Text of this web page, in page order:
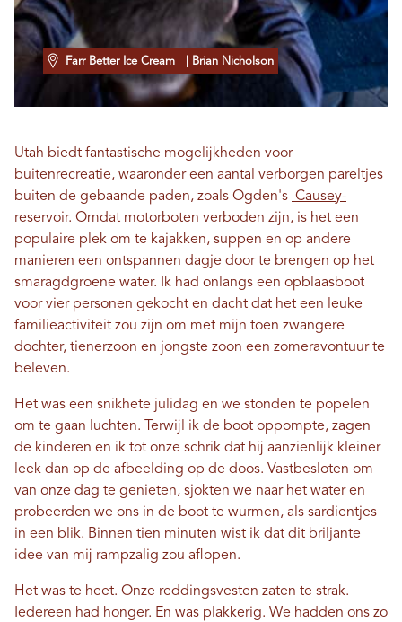
Farr Better Ice Cream | Brian Nicholson
Utah biedt fantastische mogelijkheden voor
buitenrecreatie, waaronder een aantal verborgen pareltjes
buiten de gebaande paden, zoals Ogden's Causey-
reservoir. Omdat motorboten verboden zijn, is het een
populaire plek om te kajakken, suppen en op andere
manieren een ontspannen dagje door te brengen op het
smaragdgroene water. Ik had onlangs een opblaasboot
voor vier personen gekocht en dacht dat het een leuke
familieactiviteit zou zijn om met mijn toen zwangere
dochter, tienerzoon en jongste zoon een zomeravontuur te
beleven.
Het was een snikhete julidag en we stonden te popelen
om te gaan luchten. Terwijl ik de boot oppompte, zagen
de kinderen en ik tot onze schrik dat hij aanzienlijk kleiner
leek dan op de afbeelding op de doos. Vastbesloten om
van onze dag te genieten, sjokten we naar het water en
probeerden we ons in de boot te wurmen, als sardientjes
in een blik. Binnen tien minuten wist ik dat dit briljante
idee van mij rampzalig zou aflopen.
Het was te heet. Onze reddingsvesten zaten te strak.
Iedereen had honger. En was plakkerig. We hadden ons zo